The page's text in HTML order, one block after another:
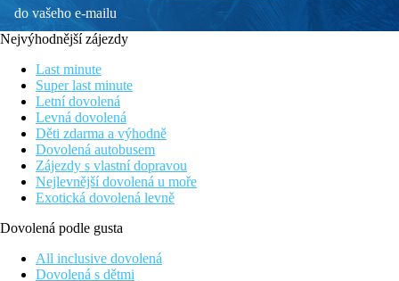
do vašeho e-mailu
Nejvýhodnější zájezdy
Last minute
Super last minute
Letní dovolená
Levná dovolená
Děti zdarma a výhodně
Dovolená autobusem
Zájezdy s vlastní dopravou
Nejlevnější dovolená u moře
Exotická dovolená levně
Dovolená podle gusta
All inclusive dovolená
Dovolená s dětmi